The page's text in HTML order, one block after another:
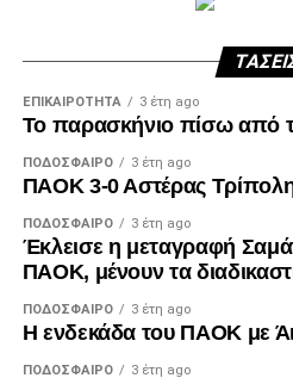
ΕΠΙΚΑΙΡΌΤΗΤΑ 3 έτη ago
Το παρασκήνιο πίσω από
ΠΟΔΌΣΦΑΙΡΟ 3 έτη ago
ΠΑΟΚ 3-0 Αστέρας
ΠΟΔΌΣΦΑΙΡΟ 3 έτη ago
Έκλεισε η μεταγραφή
ΠΑΟΚ, μένουν τα
ΠΟΔΌΣΦΑΙΡΟ 3 έτη ago
Η ενδεκάδα του ΠΑΟΚ με
ΠΟΔΌΣΦΑΙΡΟ 3 έτη ago